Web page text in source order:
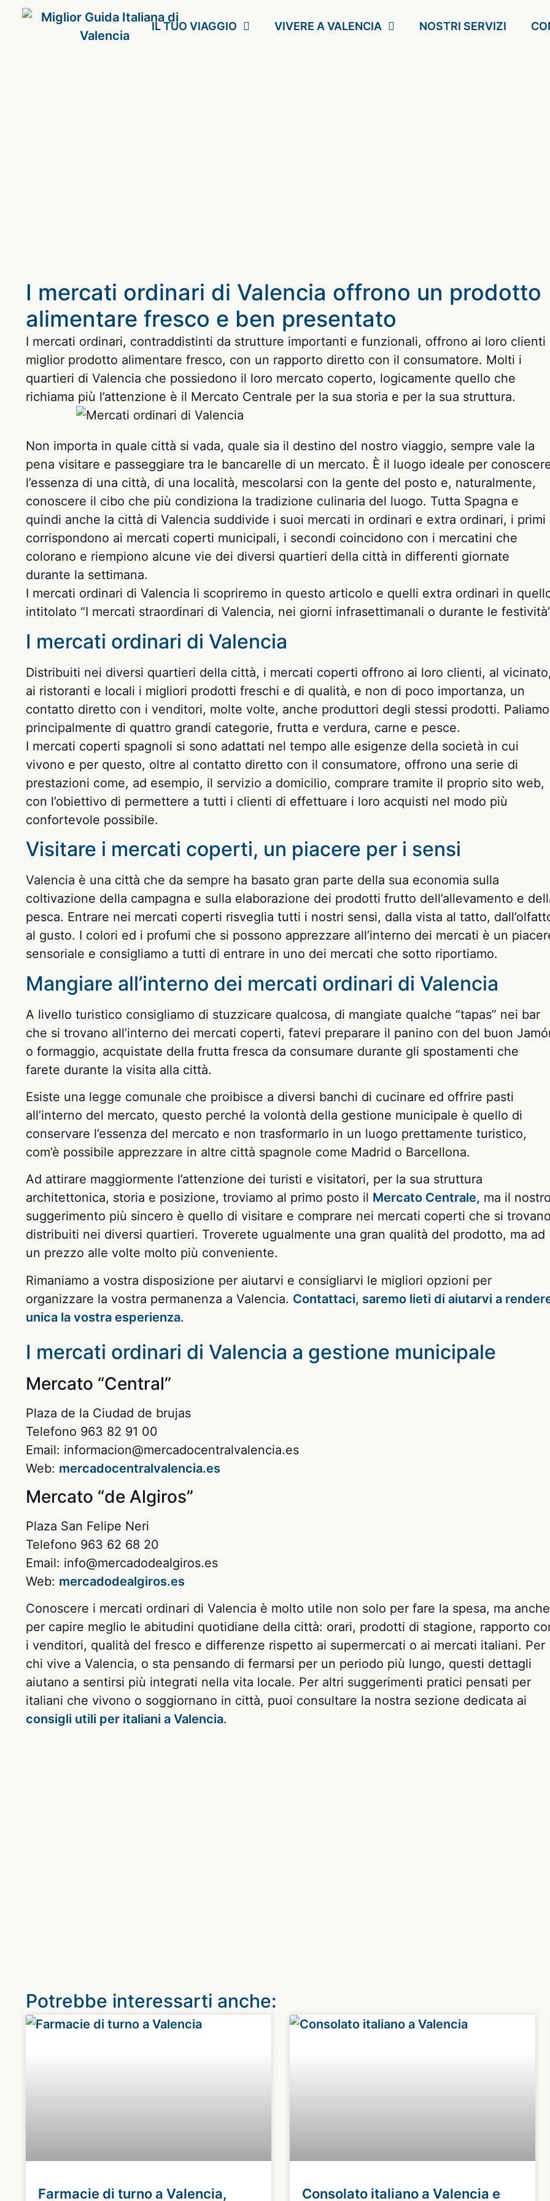
IL TUO VIAGGIO VIVERE A VALENCIA NOSTRI SERVIZI
I mercati ordinari di Valencia offrono un prodotto
alimentare fresco e ben presentato
I mercati ordinari, contraddistinti da strutture importanti e funzionali, offrono ai loro clienti
miglior prodotto alimentare fresco, con un rapporto diretto con il consumatore. Molti i
quartieri di Valencia che possiedono il loro mercato coperto, logicamente quello che
richiama più l’attenzione è il Mercato Centrale per la sua storia e per la sua struttura.
Non importa in quale città si vada, quale sia il destino del nostro viaggio, sempre vale la
pena visitare e passeggiare tra le bancarelle di un mercato. È il luogo ideale per
l’essenza di una città, di una località, mescolarsi con la gente del posto e, naturalmente,
conoscere il cibo che più condiziona la tradizione culinaria del luogo. Tutta Spagna e
quindi anche la città di Valencia suddivide i suoi mercati in ordinari e extra ordinari, i primi
corrispondono ai mercati coperti municipali, i secondi coincidono con i mercatini che
colorano e riempiono alcune vie dei diversi quartieri della città in differenti giornate
durante la settimana.
I mercati ordinari di Valencia li scopriremo in questo articolo e quelli extra ordinari in
intitolato “I mercati straordinari di Valencia, nei giorni infrasettimanali o durante le
I mercati ordinari di Valencia
Distribuiti nei diversi quartieri della città, i mercati coperti offrono ai loro clienti, al
ai ristoranti e locali i migliori prodotti freschi e di qualità, e non di poco importanza, un
contatto diretto con i venditori, molte volte, anche produttori degli stessi prodotti. Paliamo
principalmente di quattro grandi categorie, frutta e verdura, carne e pesce.
I mercati coperti spagnoli si sono adattati nel tempo alle esigenze della società in cui
vivono e per questo, oltre al contatto diretto con il consumatore, offrono una serie di
prestazioni come, ad esempio, il servizio a domicilio, comprare tramite il proprio sito web,
con l’obiettivo di permettere a tutti i clienti di effettuare i loro acquisti nel modo più
confortevole possibile.
Visitare i mercati coperti, un piacere per i sensi
Valencia è una città che da sempre ha basato gran parte della sua economia sulla
coltivazione della campagna e sulla elaborazione dei prodotti frutto dell’allevamento e
pesca. Entrare nei mercati coperti risveglia tutti i nostri sensi, dalla vista al tatto,
al gusto. I colori ed i profumi che si possono apprezzare all’interno dei mercati è un
sensoriale e consigliamo a tutti di entrare in uno dei mercati che sotto riportiamo.
Mangiare all’interno dei mercati ordinari di Valencia
A livello turistico consigliamo di stuzzicare qualcosa, di mangiate qualche “tapas” nei bar
che si trovano all’interno dei mercati coperti, fatevi preparare il panino con del buon
o formaggio, acquistate della frutta fresca da consumare durante gli spostamenti che
farete durante la visita alla città.
Esiste una legge comunale che proibisce a diversi banchi di cucinare ed offrire pasti
all’interno del mercato, questo perché la volontà della gestione municipale è quello di
conservare l’essenza del mercato e non trasformarlo in un luogo prettamente turistico,
com’è possibile apprezzare in altre città spagnole come Madrid o Barcellona.
Ad attirare maggiormente l’attenzione dei turisti e visitatori, per la sua struttura
architettonica, storia e posizione, troviamo al primo posto il Mercato Centrale, ma il
suggerimento più sincero è quello di visitare e comprare nei mercati coperti che si
distribuiti nei diversi quartieri. Troverete ugualmente una gran qualità del prodotto, ma ad
un prezzo alle volte molto più conveniente.
Rimaniamo a vostra disposizione per aiutarvi e consigliarvi le migliori opzioni per
organizzare la vostra permanenza a Valencia. Contattaci, saremo lieti di aiutarvi a
unica la vostra esperienza.
I mercati ordinari di Valencia a gestione municipale
Mercato “Central”
Plaza de la Ciudad de brujas
Telefono 963 82 91 00
Email: informacion@mercadocentralvalencia.es
Web: mercadocentralvalencia.es
Mercato “de Algiros”
Plaza San Felipe Neri
Telefono 963 62 68 20
Email: info@mercadodealgiros.es
Web: mercadodealgiros.es
Conoscere i mercati ordinari di Valencia è molto utile non solo per fare la spesa, ma anche
per capire meglio le abitudini quotidiane della città: orari, prodotti di stagione, rapporto
i venditori, qualità del fresco e differenze rispetto ai supermercati o ai mercati italiani. Per
chi vive a Valencia, o sta pensando di fermarsi per un periodo più lungo, questi dettagli
aiutano a sentirsi più integrati nella vita locale. Per altri suggerimenti pratici pensati per
italiani che vivono o soggiornano in città, puoi consultare la nostra sezione dedicata ai
consigli utili per italiani a Valencia.
Potrebbe interessarti anche:
Farmacie di turno a Valencia, Consolato italiano a Valencia e